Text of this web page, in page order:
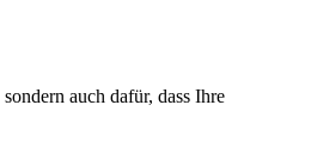
auch dafür, dass Ihre